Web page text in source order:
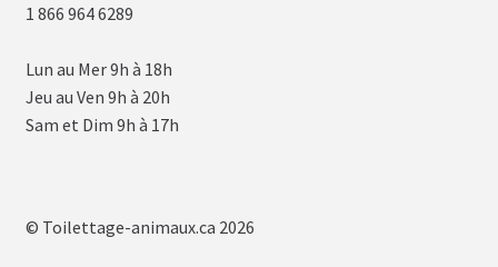
1 866 964 6289
Lun au Mer 9h à 18h
Jeu au Ven 9h à 20h
Sam et Dim 9h à 17h
© Toilettage-animaux.ca 2026